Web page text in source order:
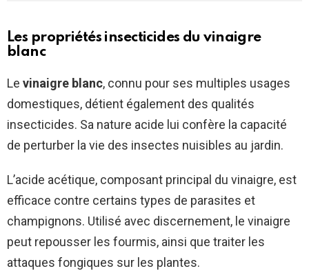
Les propriétés insecticides du vinaigre
blanc
Le vinaigre blanc, connu pour ses multiples usages
domestiques, détient également des qualités
insecticides. Sa nature acide lui confère la capacité
de perturber la vie des insectes nuisibles au jardin.
L’acide acétique, composant principal du vinaigre, est
efficace contre certains types de parasites et
champignons. Utilisé avec discernement, le vinaigre
peut repousser les fourmis, ainsi que traiter les
attaques fongiques sur les plantes.